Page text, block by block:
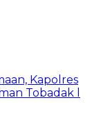
Kapolres
Tobadak l